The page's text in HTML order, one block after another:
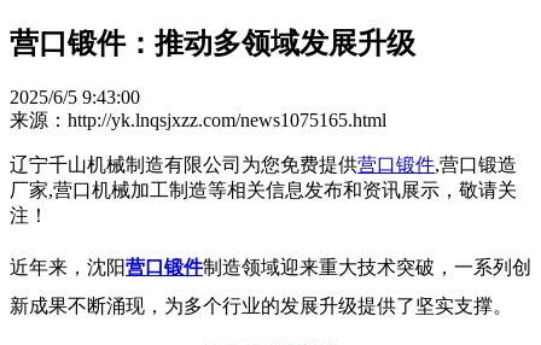
营口锻件：推动多领域发展升级​
2025/6/5 9:43:00
来源：http://yk.lnqsjxzz.com/news1075165.html
辽宁千山机械制造有限公司为您免费提供营口锻件,营口锻造
厂家,营口机械加工制造等相关信息发布和资讯展示，敬请关
注！
​ 近年来，沈阳营口锻件制造领域迎来重大技术突破，一系列创
新成果不断涌现，为多个行业的发展升级提供了坚实支撑。​